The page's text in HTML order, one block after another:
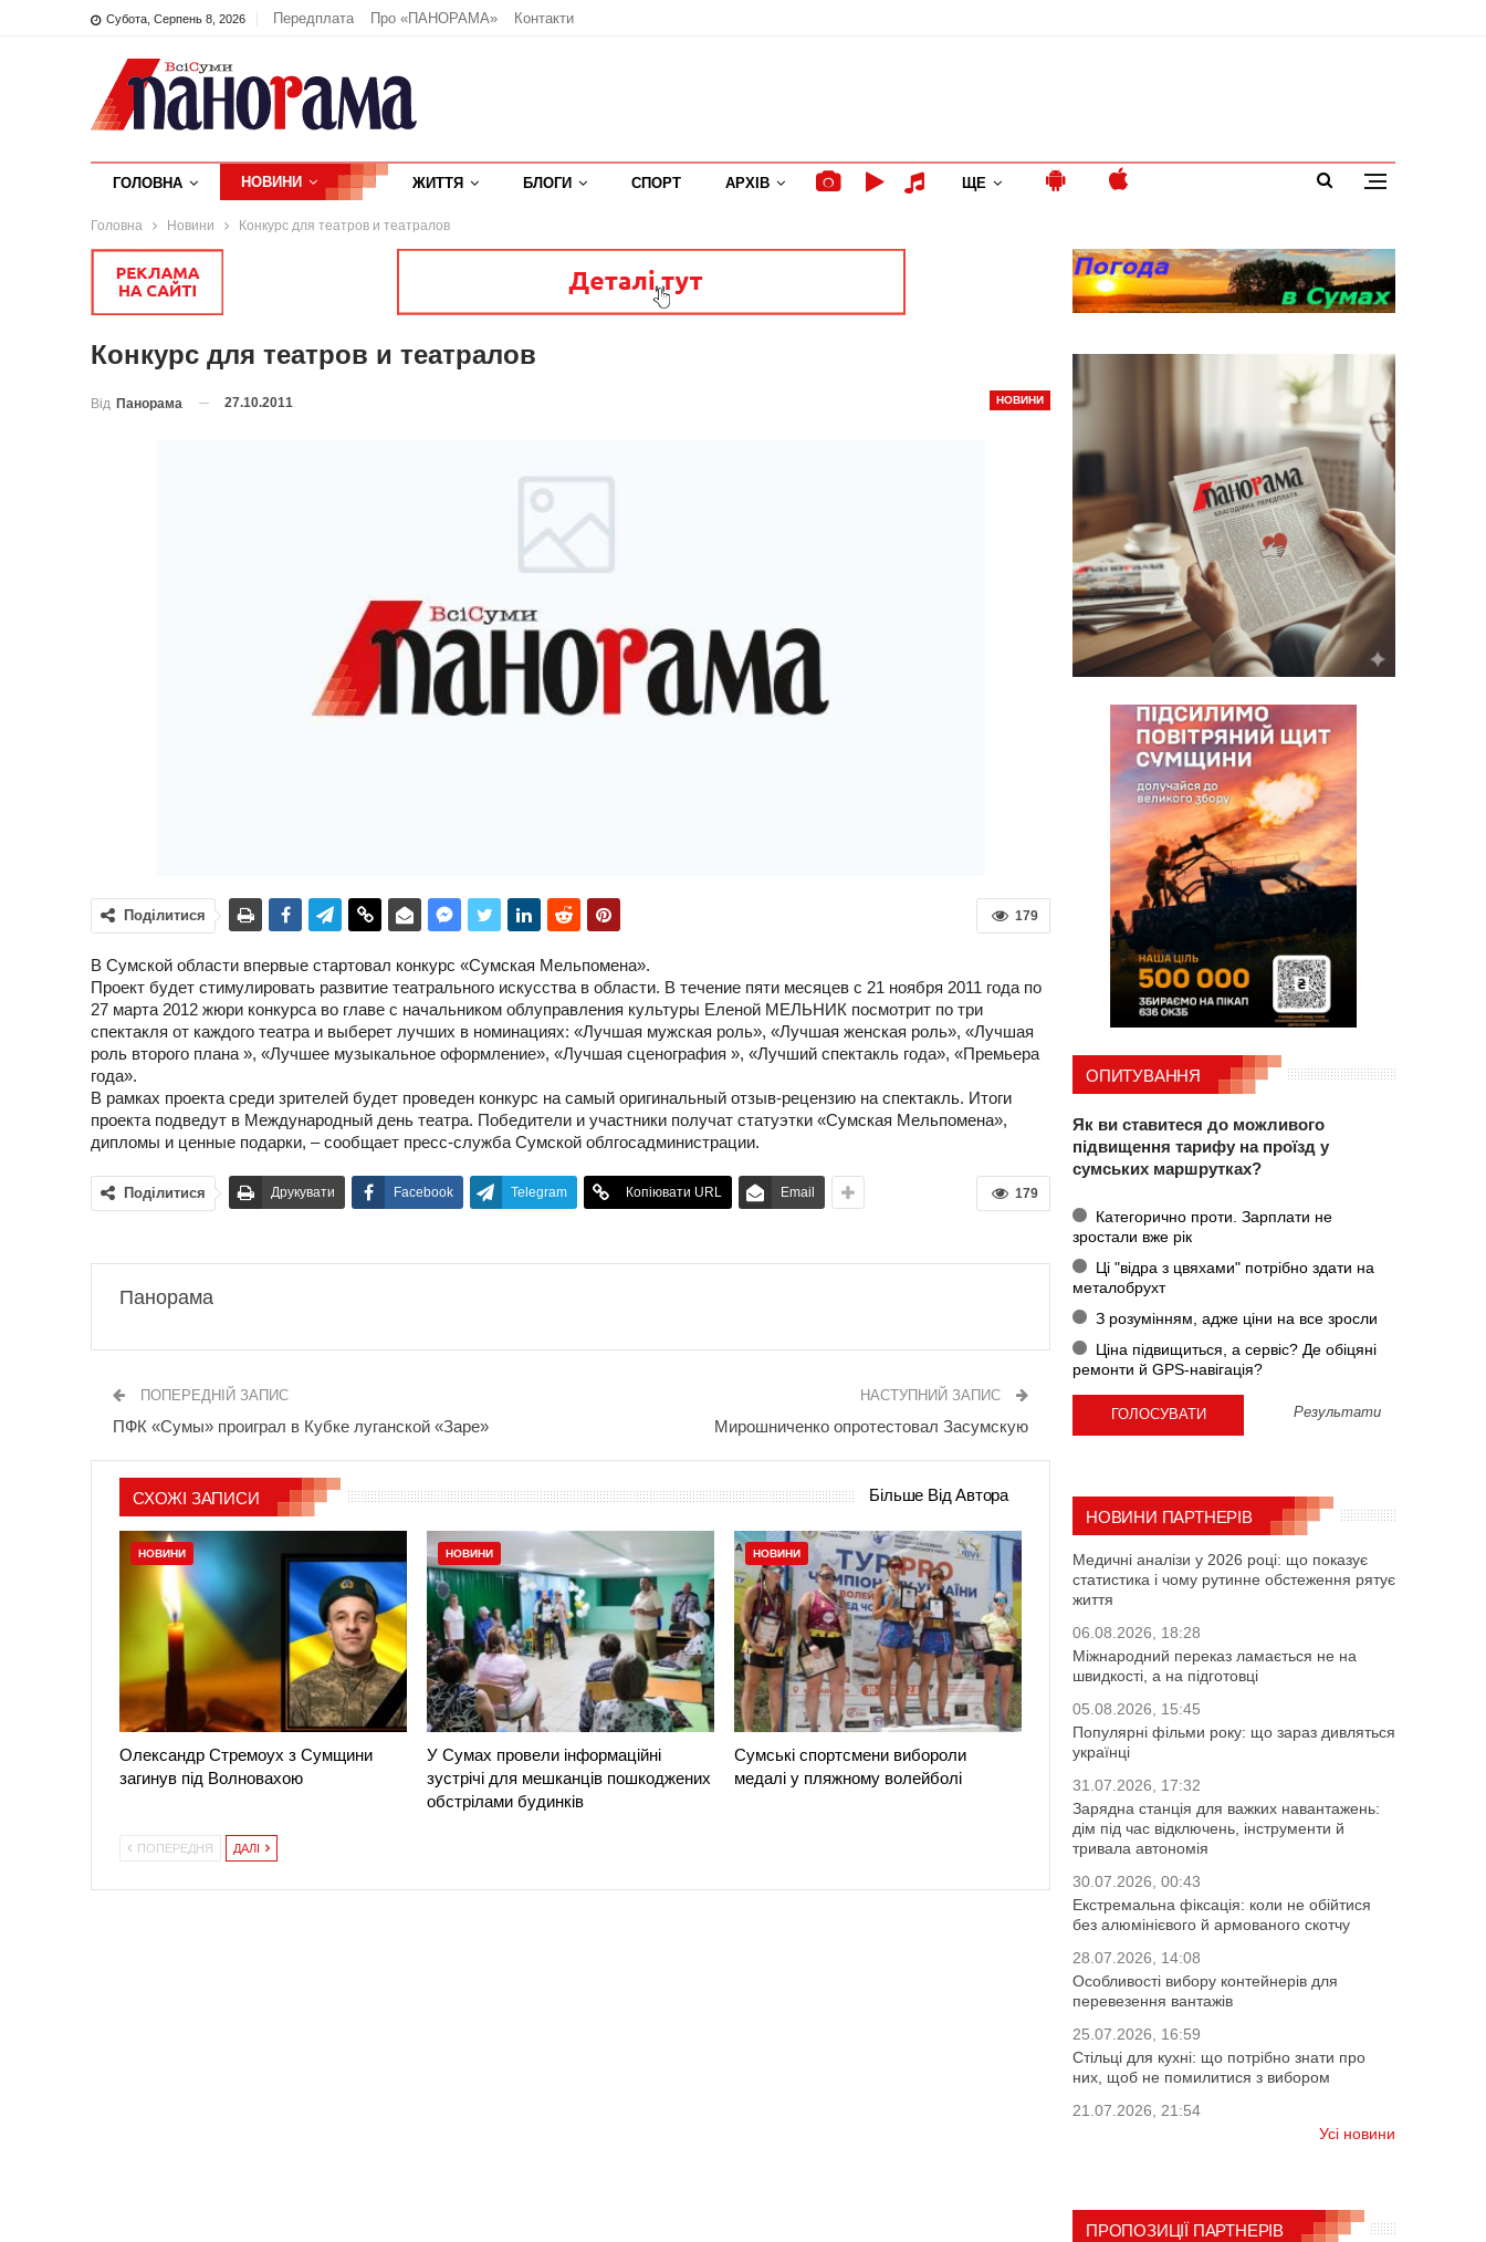
Субота, Серпень 8, 2026 Передплата Про «ПАНОРАМА» Контакти
ГОЛОВНА НОВИНИ ЖИТТЯ БЛОГИ СПОРТ АРХІВ ЩЕ
Головна Новини Конкурс для театров и театралов
Конкурс для театров и театралов
НОВИНИ
Від Панорама 27.10.2011
179
Поділитися
В Сумской области впервые стартовал конкурс «Сумская Мельпомена».
Проект будет стимулировать развитие театрального искусства в области. В течение пяти месяцев с 21 ноября 2011 года по
27 марта 2012 жюри конкурса во главе с начальником облуправления культуры Еленой МЕЛЬНИК посмотрит по три
спектакля от каждого театра и выберет лучших в номинациях: «Лучшая мужская роль», «Лучшая женская роль», «Лучшая
роль второго плана », «Лучшее музыкальное оформление», «Лучшая сценография », «Лучший спектакль года», «Премьера
года».
В рамках проекта среди зрителей будет проведен конкурс на самый оригинальный отзыв-рецензию на спектакль. Итоги
проекта подведут в Международный день театра. Победители и участники получат статуэтки «Сумская Мельпомена»,
дипломы и ценные подарки, – сообщает пресс-служба Сумской облгосадминистрации.
179
Поділитися Друкувати Facebook Telegram Копіювати URL Email
Панорама
ПОПЕРЕДНІЙ ЗАПИС
ПФК «Сумы» проиграл в Кубке луганской «Заре»
НАСТУПНИЙ ЗАПИС
Мирошниченко опротестовал Засумскую
СХОЖІ ЗАПИСИ Більше Від Автора
НОВИНИ
Олександр Стремоух з Сумщини
загинув під Волновахою
НОВИНИ
У Сумах провели інформаційні
зустрічі для мешканців пошкоджених
обстрілами будинків
НОВИНИ
Сумські спортсмени вибороли
медалі у пляжному волейболі
ПОПЕРЕДНЯ ДАЛІ
ОПИТУВАННЯ
Як ви ставитеся до можливого
підвищення тарифу на проїзд у
сумських маршрутках?
Категорично проти. Зарплати не
зростали вже рік
Ці "відра з цвяхами" потрібно здати на
металобрухт
З розумінням, адже ціни на все зросли
Ціна підвищиться, а сервіс? Де обіцяні
ремонти й GPS-навігація?
Результати
НОВИНИ ПАРТНЕРІВ
Медичні аналізи у 2026 році: що показує
статистика і чому рутинне обстеження рятує
життя
06.08.2026, 18:28
Міжнародний переказ ламається не на
швидкості, а на підготовці
05.08.2026, 15:45
Популярні фільми року: що зараз дивляться
українці
31.07.2026, 17:32
Зарядна станція для важких навантажень:
дім під час відключень, інструменти й
тривала автономія
30.07.2026, 00:43
Екстремальна фіксація: коли не обійтися
без алюмінієвого й армованого скотчу
28.07.2026, 14:08
Особливості вибору контейнерів для
перевезення вантажів
25.07.2026, 16:59
Стільці для кухні: що потрібно знати про
них, щоб не помилитися з вибором
21.07.2026, 21:54
Усі новини
ПРОПОЗИЦІЇ ПАРТНЕРІВ